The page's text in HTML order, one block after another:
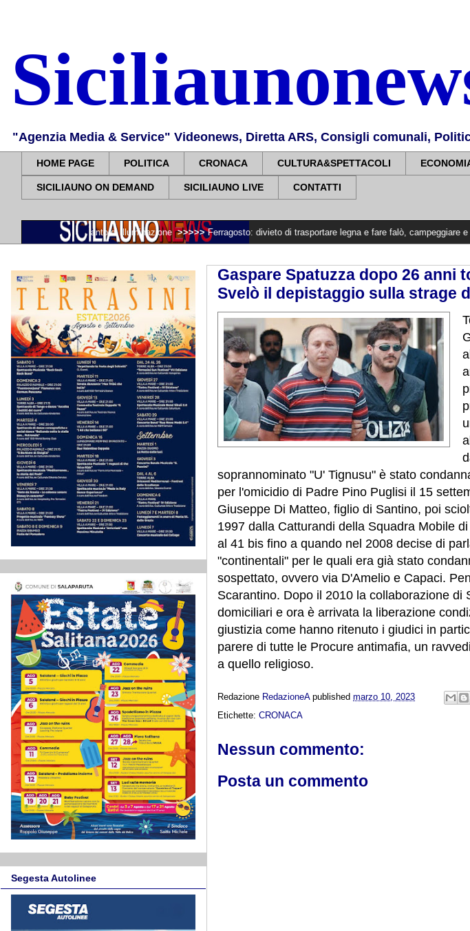
"Agenzia Media & Service" Videonews, Diretta ARS, Consigli comunali,
HOME PAGE POLITICA CRONACA CULTURA&SPETTACOLI
SICILIAUNO ON DEMAND SICILIAUNO LIVE CONTATTI
impianto di illuminazione >>>>> Ferragosto: divieto di trasportare legna e fare falò, campeggiare e pernottare
Gaspare Spatuzza dopo 26 anni
Svelò il depistaggio sulla strage
soprannominato "U' Tignusu" è stato
per l'omicidio di Padre Pino Puglisi il 15
Giuseppe Di Matteo, figlio di Santino, poi
1997 dalla Catturandi della Squadra Mobile
al 41 bis fino a quando nel 2008 decise di
"continentali" per le quali era già stato
sospettato, ovvero via D'Amelio e Capaci.
Scarantino. Dopo il 2010 la collaborazione di
domiciliari e ora è arrivata la liberazione
giustizia come hanno ritenuto i giudici in
parere di tutte le Procure antimafia, un
a quello religioso.
Redazione RedazioneA published marzo 10, 2023
Etichette: CRONACA
Nessun commento:
Posta un commento
Segesta Autolinee